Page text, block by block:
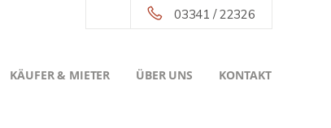
03341 / 22326
KÄUFER & MIETER ÜBER UNS KONTAKT